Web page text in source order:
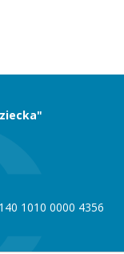
1010 0000 4356